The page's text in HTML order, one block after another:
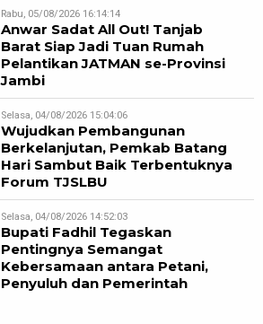
Rabu, 05/08/2026 16:14:14
Anwar Sadat All Out! Tanjab
Barat Siap Jadi Tuan Rumah
Pelantikan JATMAN se-Provinsi
Jambi
Selasa, 04/08/2026 15:04:06
Wujudkan Pembangunan
Berkelanjutan, Pemkab Batang
Hari Sambut Baik Terbentuknya
Forum TJSLBU
Selasa, 04/08/2026 14:52:03
Bupati Fadhil Tegaskan
Pentingnya Semangat
Kebersamaan antara Petani,
Penyuluh dan Pemerintah